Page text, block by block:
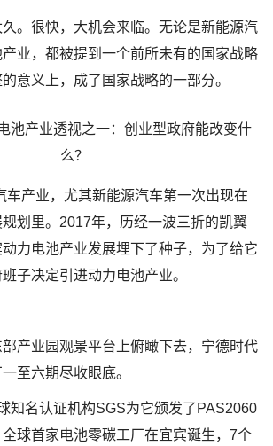
。很快，大机会来临。无论是新能源汽
业，都被提到一个前所未有的国家战略
意义上，成了国家战略的一部分。
产业，尤其新能源汽车第一次出现在
划里。2017年，历经一波三折的凯翼
力电池产业发展埋下了种子，为了给它
子决定引进动力电池产业。
产业园观景平台上俯瞰下去，宁德时代
至六期尽收眼底。
知名认证机构SGS为它颁发了PAS2060
球首家电池零碳工厂在宜宾诞生，7个